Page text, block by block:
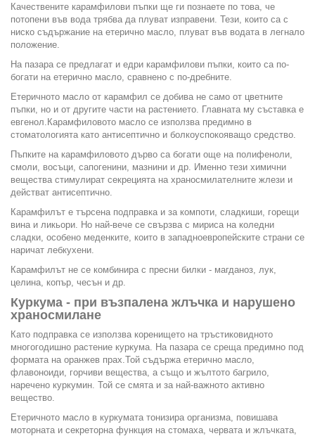
Качествените карамфилови пъпки ще ги познаете по това, че
потопени във вода трябва да плуват изправени. Тези, които са с
ниско съдържание на етерично масло, плуват във водата в легнало
положение.
На пазара се предлагат и едри карамфилови пъпки, които са по-
богати на етерично масло, сравнено с по-дребните.
Етеричното масло от карамфил се добива не само от цветните
пъпки, но и от другите части на растението. Главната му съставка е
евгенол.Карамфиловото масло се използва предимно в
стоматологията като антисептично и болкоуспокояващо средство.
Пъпките на карамфиловото дърво са богати още на полифеноли,
смоли, восъци, сапогенини, мазнини и др. Именно тези химични
вещества стимулират секрецията на храносмилателните жлези и
действат антисептично.
Карамфилът е търсена подправка и за компоти, сладкиши, горещи
вина и ликьори. Но най-вече се свързва с мириса на коледни
сладки, особено меденките, които в западноевропейските страни се
наричат лебкухени.
Карамфилът не се комбинира с пресни билки - магданоз, лук,
целина, копър, чесън и др.
Куркума - при възпалена жлъчка и нарушено
храносмилане
Като подправка се използва коренището на тръстиковидното
многогодишно растение куркума. На пазара се среща предимно под
формата на оранжев прах.Той съдържа етерично масло,
флавоноиди, горчиви вещества, а също и жълтото багрило,
наречено куркумин. Той се смята и за най-важното активно
вещество.
Етеричното масло в куркумата тонизира организма, повишава
моторната и секреторна функция на стомаха, червата и жлъчката,